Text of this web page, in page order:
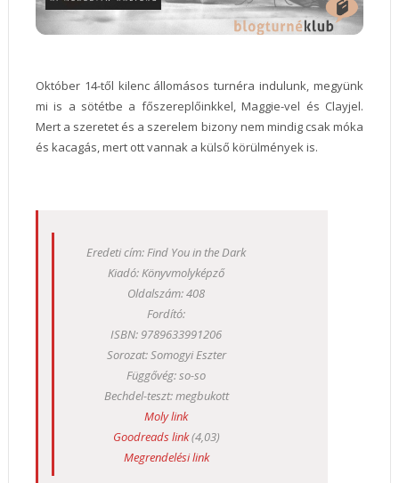
Október 14-től kilenc állomásos turnéra indulunk, megyünk
mi is a sötétbe a főszereplőinkkel, Maggie-vel és Clayjel.
Mert a szeretet és a szerelem bizony nem mindig csak móka
és kacagás, mert ott vannak a külső körülmények is.
Eredeti cím: Find You in the Dark
Kiadó: Könyvmolyképző
Oldalszám: 408
Fordító:
ISBN:9789633991206
Sorozat: Somogyi Eszter
Függővég: so-so
Bechdel-teszt: megbukott
Moly link
Goodreads link(4,03)
Megrendelési link